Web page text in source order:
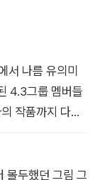
서 나름 유의미
4.3그룹 멤버들
작품까지 다뤘
년대 김수근의
으니 말이다.
의 핵심 궤적을 가
몰두했던 그림 그